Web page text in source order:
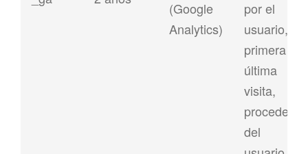
(Google
Analytics)
por el
usuario,
primera y
última
visita,
del